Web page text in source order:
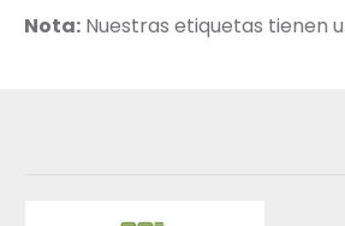
Nota: Nuestras etiquetas tienen